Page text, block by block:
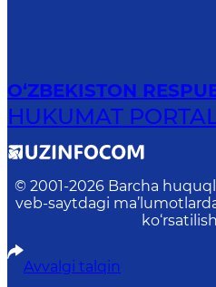
O‘ZBEKISTON
HUKUMAT
© 2001-2026 Barcha
veb-saytdagi
Avvalgi talqin